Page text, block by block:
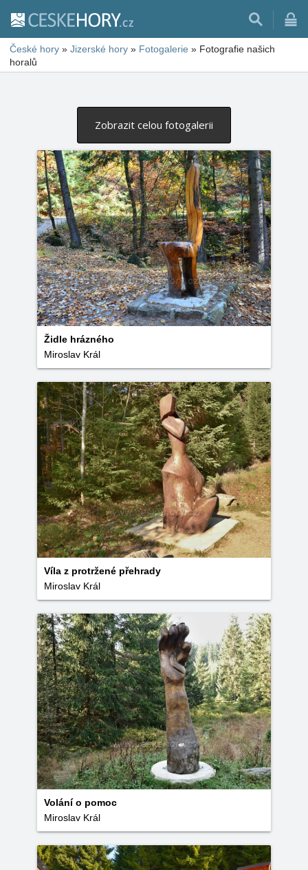
České hory » Jizerské hory » Fotogalerie » Fotografie našich
horalů
Zobrazit celou fotogalerii
Židle hrázného
Miroslav Král
Víla z protržené přehrady
Miroslav Král
Volání o pomoc
Miroslav Král